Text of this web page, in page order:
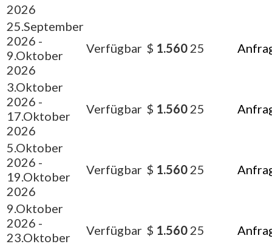
2026
25.September
2026 -
9.Oktober
2026
Verfügbar $ 1.560 25
3.Oktober
2026 -
17.Oktober
2026
Verfügbar $ 1.560 25
5.Oktober
2026 -
19.Oktober
2026
Verfügbar $ 1.560 25
9.Oktober
2026 -
23.Oktober
Verfügbar $ 1.560 25